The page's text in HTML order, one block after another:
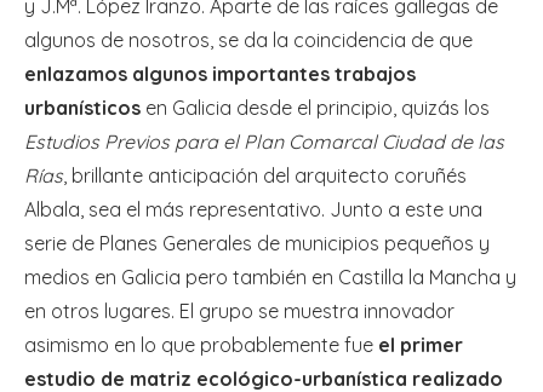
y J.Mª. López Iranzo. Aparte de las raíces gallegas de
algunos de nosotros, se da la coincidencia de que
enlazamos algunos importantes trabajos
urbanísticos en Galicia desde el principio, quizás los
Estudios Previos para el Plan Comarcal Ciudad de las
Rías , brillante anticipación del arquitecto coruñés
Albala, sea el más representativo. Junto a este una
serie de Planes Generales de municipios pequeños y
medios en Galicia pero también en Castilla la Mancha y
en otros lugares. El grupo se muestra innovador
asimismo en lo que probablemente fue el primer
estudio de matriz ecológico-urbanística realizado